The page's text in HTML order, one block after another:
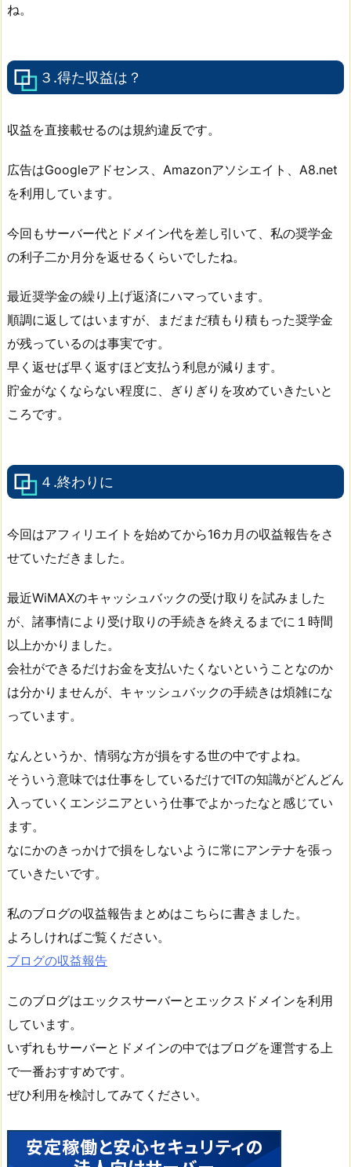
ね。
３.得た収益は？
収益を直接載せるのは規約違反です。
広告はGoogleアドセンス、Amazonアソシエイト、A8.net
を利用しています。
今回もサーバー代とドメイン代を差し引いて、私の奨学金
の利子二か月分を返せるくらいでしたね。
最近奨学金の繰り上げ返済にハマっています。
順調に返してはいますが、まだまだ積もり積もった奨学金
が残っているのは事実です。
早く返せば早く返すほど支払う利息が減ります。
貯金がなくならない程度に、ぎりぎりを攻めていきたいと
ころです。
４.終わりに
今回はアフィリエイトを始めてから16カ月の収益報告をさ
せていただきました。
最近WiMAXのキャッシュバックの受け取りを試みました
が、諸事情により受け取りの手続きを終えるまでに１時間
以上かかりました。
会社ができるだけお金を支払いたくないということなのか
は分かりませんが、キャッシュバックの手続きは煩雑にな
っています。
なんというか、情弱な方が損をする世の中ですよね。
そういう意味では仕事をしているだけでITの知識がどんどん
入っていくエンジニアという仕事でよかったなと感じてい
ます。
なにかのきっかけで損をしないように常にアンテナを張っ
ていきたいです。
私のブログの収益報告まとめはこちらに書きました。
よろしければご覧ください。
ブログの収益報告
このブログはエックスサーバーとエックスドメインを利用
しています。
いずれもサーバーとドメインの中ではブログを運営する上
で一番おすすめです。
ぜひ利用を検討してみてください。